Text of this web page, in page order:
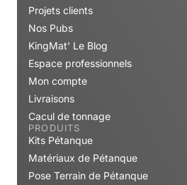
Projets clients
Nos Pubs
KingMat' Le Blog
Espace professionnels
Mon compte
Livraisons
Cacul de tonnage
PRODUITS
Kits Pétanque
Matériaux de Pétanque
Pose Terrain de Pétanque